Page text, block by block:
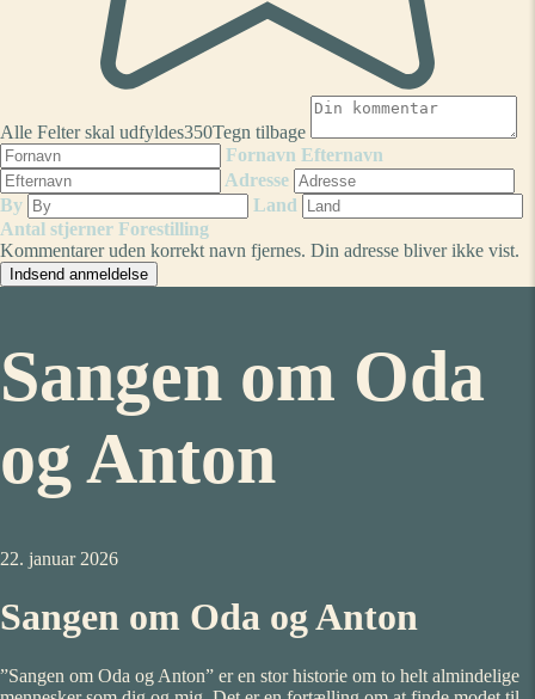
Alle Felter skal udfyldes350Tegn tilbage
Fornavn Efternavn
Adresse
By
Land
Antal stjerner Forestilling
Kommentarer uden korrekt navn fjernes. Din adresse bliver ikke vist.
Sangen om Oda
og Anton
22. januar 2026
Sangen om Oda og Anton
”Sangen om Oda og Anton” er en stor historie om to helt almindelige